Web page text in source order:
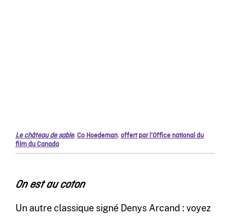
Le château de sable, Co Hoedeman,offert par l’Office national du
film du Canada
On est au coton
Un autre classique signé Denys Arcand : voyez